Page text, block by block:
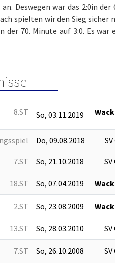
Deswegen war das 2:0in
spielten wir den Sieg sicher
70. Minute auf 3:0. Es
8.ST So, 03.11.2019
Do, 09.08.2018
7.ST So, 21.10.2018
18.ST So, 07.04.2019
2.ST So, 23.08.2009
13.ST So, 28.03.2010
7.ST So, 26.10.2008